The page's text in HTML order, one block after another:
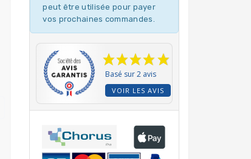
Doseur Chlore DOSSI 3
en ligne chlorinateur
Astralpool 24429
Joint couvercle pour
doseur de chlore
Dossi 3 Astralpool
peut être utilisée pour payer
vos prochaines commandes.
Basé sur 2 avis
VOIR LES AVIS